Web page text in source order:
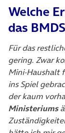
Welche
das
Für das
gering. Zwar
Mini-Haushalt
ins Spiel
der kaum
Ministeriums